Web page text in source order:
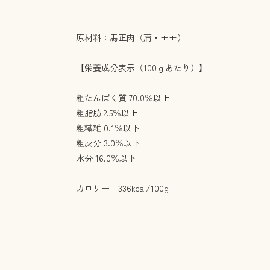
原材料：馬正肉（肩・モモ）
【栄養成分表示（100ｇあたり）】
粗たんぱく質 70.0％以上
粗脂肪 2.5％以上
粗繊維 0.1％以下
粗灰分 3.0％以下
水分 16.0％以下
カロリー 336kcal/100g